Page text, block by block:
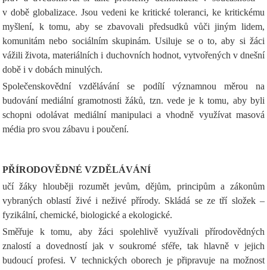
v době globalizace. Jsou vedeni ke kritické toleranci, ke kritickému
myšlení, k tomu, aby se zbavovali předsudků vůči jiným lidem,
komunitám nebo sociálním skupinám. Usiluje se o to, aby si žáci
vážili života, materiálních i duchovních hodnot, vytvořených v dnešní
době i v dobách minulých.
Společenskovědní vzdělávání se podílí významnou měrou na
budování mediální gramotnosti žáků, tzn. vede je k tomu, aby byli
schopni odolávat mediální manipulaci a vhodně využívat masová
média pro svou zábavu i poučení.
PŘÍRODOVĚDNÉ VZDĚLÁVÁNÍ
učí žáky hlouběji rozumět jevům, dějům, principům a zákonům
vybraných oblastí živé i neživé přírody. Skládá se ze tří složek –
fyzikální, chemické, biologické a ekologické.
Směřuje k tomu, aby žáci spolehlivě využívali přírodovědných
znalostí a dovedností jak v soukromé sféře, tak hlavně v jejich
budoucí profesi. V technických oborech je připravuje na možnost